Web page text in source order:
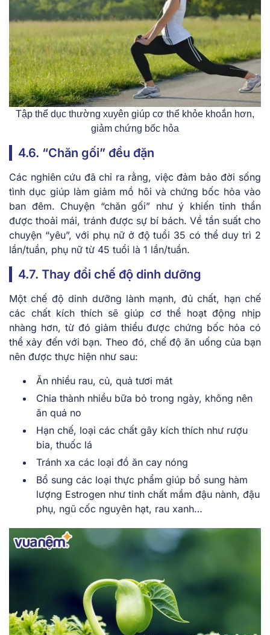
Tập thể dục thường xuyên giúp cơ thể khỏe khoắn hơn,
giảm chứng bốc hỏa
4.6. “Chăn gối” đều đặn
Các nghiên cứu đã chỉ ra rằng, việc đảm bảo đời sống
tình dục giúp làm giảm mồ hôi và chứng bốc hỏa vào
ban đêm. Chuyện “chăn gối” như ý khiến tinh thần
được thoải mái, tránh được sự bí bách. Về tần suất cho
chuyện “yêu”, với phụ nữ ở độ tuổi 35 có thể duy trì 2
lần/tuần, phụ nữ từ 45 tuổi là 1 lần/tuần.
4.7. Thay đổi chế độ dinh dưỡng
Một chế độ dinh dưỡng lành mạnh, đủ chất, hạn chế
các chất kích thích sẽ giúp cơ thể hoạt động nhịp
nhàng hơn, từ đó giảm thiểu được chứng bốc hỏa có
thể xảy đến với bạn. Theo đó, chế độ ăn uống của bạn
nên được thực hiện như sau:
Ăn nhiều rau, củ, quả tươi mát
Chia thành nhiều bữa bỏ trong ngày, không nên
ăn quá no
Hạn chế, loại các chất gây kích thích như rượu
bia, thuốc lá
Tránh xa các loại đồ ăn cay nóng
Bổ sung các loại thực phẩm giúp bổ sung hàm
lượng Estrogen như tinh chất mầm đậu nành, đậu
phụ, ngũ cốc nguyên hạt, rau xanh…